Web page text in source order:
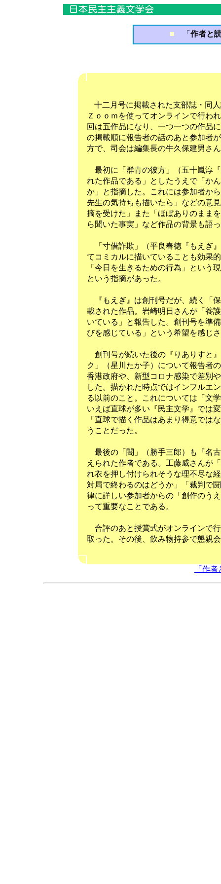
■ 「 作者と
十二月号に掲載された支部誌・同
Ｚｏｏｍを使ってオンラインで行わ
回は五作品になり、一つ一つの作品
の掲載順に報告者の話のあと参加者
方で、司会は編集長の牛久保建男さ
最初に「群青の彼方」（五十嵐淳
れた作品である」としたうえで「か
か」と指摘した。これには参加者か
先生の気持ちも描いたら」などの意
摘を受けた」また「ほぼありのまま
ら聞いた事実」など作品の背景も語
「寸借詐欺」（平良春徳『もえぎ
てコミカルに描いていることも効果
「今日を生きるための行為」という
という指摘があった。
『もえぎ』は創刊号だが、続く「
載された作品。岩崎明日さんが「養
いている」と報告した。創刊号を準
びを感じている」という希望を感じ
創刊号が続いた後の『りありすと
ク」（星川たか子）について報告者
香港政府や、新型コロナ感染で差別
した。描かれた時点ではインフルエ
る以前のこと。これについては「文
いえば直球が多い『民主文学』では
「直球で描く作品はあまり得意では
うことだった。
最後の「闇」（勝手三郎）も『名
えられた作者である。工藤威さんが
れ衣を押し付けられそうな理不尽な
対局で終わるのはどうか」「裁判で
律に詳しい参加者からの「創作のう
って重要なことである。
合評のあと授賞式がオンラインで
取った。その後、飲み物持参で懇親
「作